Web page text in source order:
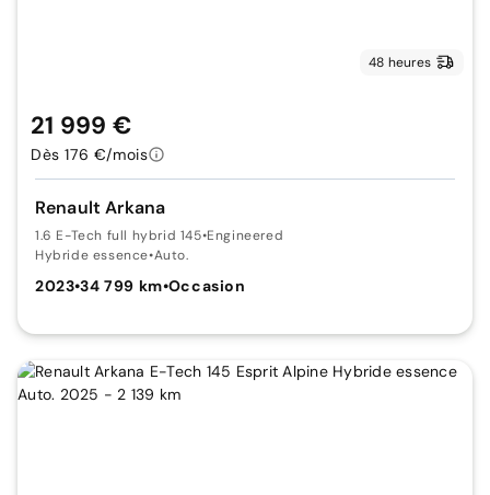
48 heures
Renault Arkana
1.6 E-Tech full hybrid 145•Engineered
Hybride essence•Auto.
2023•34 799 km•Occasion
21 999 €
Dès 176 €/mois